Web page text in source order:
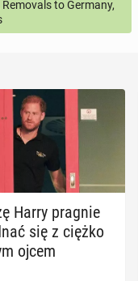
to Germany,
Harry pragnie
się z ciężko
ojcem